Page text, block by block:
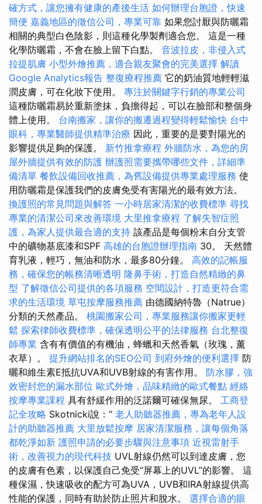
確方式，讓您擁有健康的產後生活 如何辦理台胞證，快速
簡便 嘉義地區的徵信公司，專業可靠 如果您討厭與防曬霜
相關的典型白色陰影，則這種化學製劑適合您。 這是一種
化學防曬霜，不會在臉上留下白點。 音波拉皮，非侵入式
拉提肌膚 小型外燴推薦，適合親友聚會的完美選擇 解讀
Google Analytics報告 整復療程推薦 它的奶油質地輕輕滋
潤皮膚，可在化妝下使用。 專注於關鍵字行銷的專業公司
這種防曬霜易於重新塗抹，負擔得起，可以在臉部和整個身
體上使用。 台南搬家，讓你的搬遷過程變得輕鬆愉快 台中
眼科，專業醫師提供精準治療 因此，重要的是要對陽光的
影響提供足夠的保護。 新竹推拿療程 外牆防水，為您的房
屋外牆提供有效的防護 辦護照需要攜帶哪些文件，詳細準
備清單 餐飲設備回收推薦，為舊設備提供專業處理服務 使
用防曬霜是保護我們的皮膚免受有害陽光的最有效方法。
換護照的常見問題與解答 一小時居家清潔的收費標準 尋找
專業的清潔公司來改善環境 大里推拿療程 了解失智症照
護，為家人提供最合適的支持 該產品是每個粉末自分支管
中的礦物基底漆和SPF 高雄的台胞證辦理指南 30。 天然體
育乳液，輕巧，無油和防水，最多80分鐘。 高效的記帳服
務，確保您的帳務清晰透明 隆鼻手術，打造自然精緻的鼻
型 了解徵信公司提供的各項服務 空間設計，打造更符合需
求的生活環境 草屯按摩服務推薦 由德國納特魯（Natrue）
分類的天然產品。 桃園搬家公司，專業服務讓你搬家更輕
鬆 探索律師收費標準，確保透明公平的法律服務 台北整復
師專業 含有有價值的有機油，蜂蠟和天然香氣（玫瑰，薰
衣草）。 提升網站排名的SEO公司 到府外燴的便利選擇 防
曬和維生素E抵抗UVA和UVB射線的有害作用。 防水膠，強
效密封您的漏水部位 歐式外燴，品味精緻的歐式餐點 經絡
按摩專業課程 具有舒緩作用的泛諾爾可確保無尿。 工商登
記全攻略 Skotnicki說：“ 老人助聽器推薦，專為老年人設
計的助聽器推薦 大里放鬆按摩 居家清潔服務，讓每個角落
都乾淨如新 護照申請的必要步驟與注意事項 近視雷射手
術，改善視力的現代科技 UVL射線仍然可以到達皮膚，您
的皮膚有色素，以保護自己免受“屏幕上的UVL”的影響。 這
種保濕，快速吸收的配方可為UVA，UVB和IRA射線提供高
性能的保護，同時有助於防止照片和脫水。 選擇合適的眼